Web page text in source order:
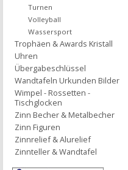
Turnen
Volleyball
Wassersport
Trophäen & Awards Kristall
Uhren
Übergabeschlüssel
Wandtafeln Urkunden Bilder
Wimpel - Rossetten -
Tischglocken
Zinn Becher & Metalbecher
Zinn Figuren
Zinnrelief & Alurelief
Zinnteller & Wandtafel